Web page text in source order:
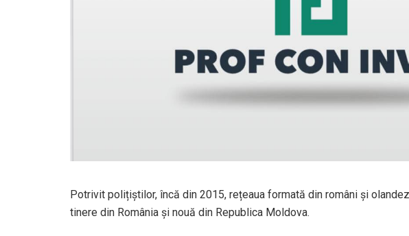
Potrivit polițiștilor, încă din 2015, rețeaua formată din români și
tinere din România și nouă din Republica Moldova.